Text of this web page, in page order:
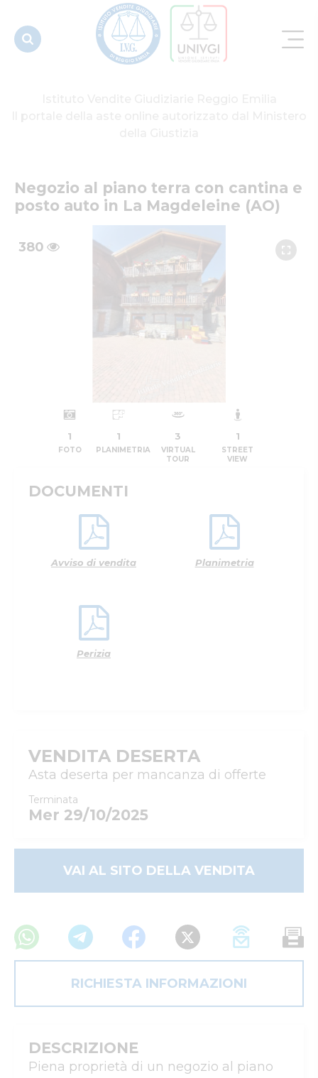
(AO)
Negozio al piano terra con cantina e
posto auto in La Magdeleine (AO)
380
1
FOTO
1
PLANIMETRIA
3
VIRTUAL
TOUR
1
STREET
VIEW
DOCUMENTI
Avviso di vendita Planimetria
Perizia
VENDITA DESERTA
Asta deserta per mancanza di offerte
Terminata
Mer 29/10/2025
VAI AL SITO DELLA VENDITA
RICHIESTA INFORMAZIONI
DESCRIZIONE
Piena proprietà di un negozio al piano